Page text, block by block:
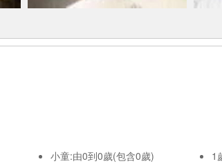
小童:由0到0歲(包含0歲)
1